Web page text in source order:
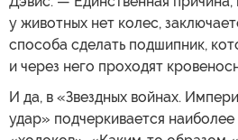
у животных нет колес,
способа сделать подшипник,
и через него проходят
И да, в «Звездных войнах.
удар» подчеркивается